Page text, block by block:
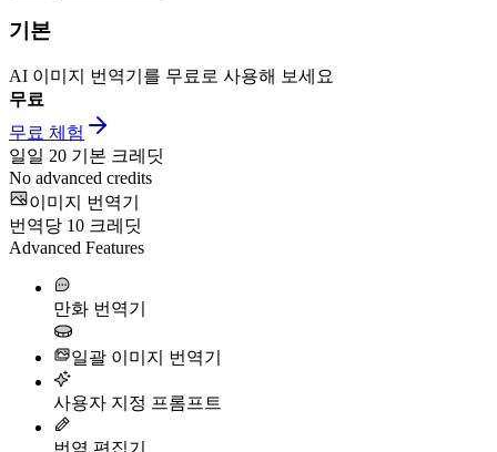
기본
AI 이미지 번역기를 무료로 사용해 보세요
무료
무료 체험
일일 20 기본 크레딧
No advanced credits
이미지 번역기
번역당 10 크레딧
Advanced Features
만화 번역기
일괄 이미지 번역기
사용자 지정 프롬프트